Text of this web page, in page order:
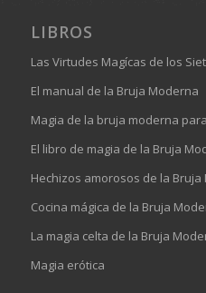
LIBROS
Las Virtudes Magícas de los
El manual de la Bruja Moderna
Magia de la bruja moderna
El libro de magia de la Bruja
Hechizos amorosos de la Bruja
Cocina mágica de la Bruja
La magia celta de la Bruja
Magia erótica